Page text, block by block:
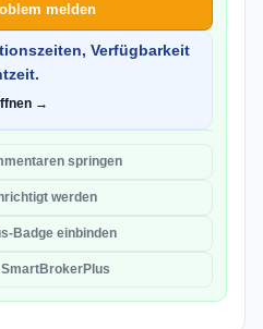
melden
Verfügbarkeit
→
springen
werden
Badge einbinden